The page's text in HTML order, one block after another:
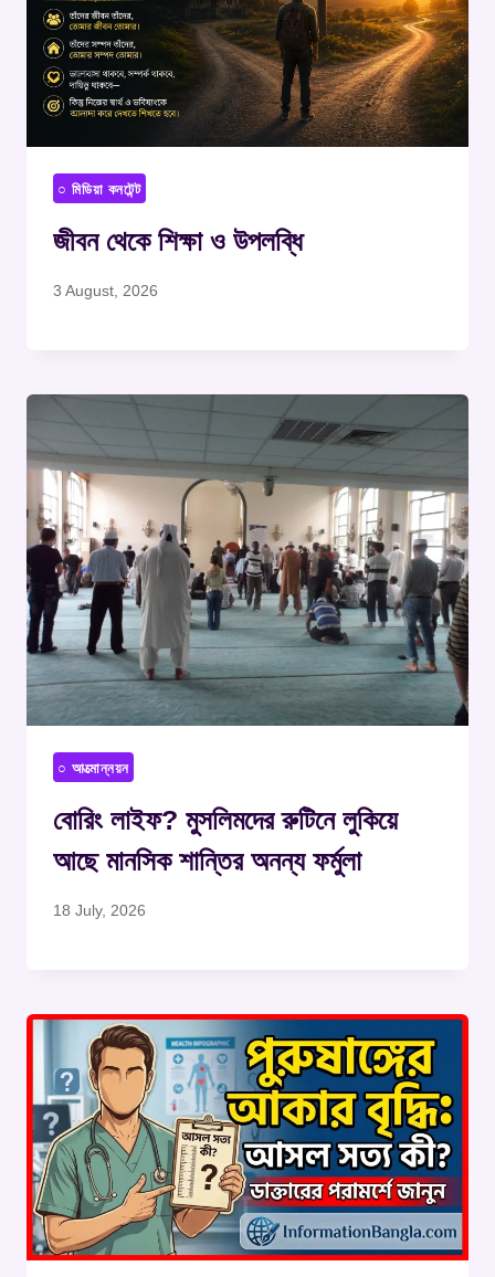
○ মিডিয়া কনটেন্ট
জীবন থেকে শিক্ষা ও উপলব্ধি
3 August, 2026
○ আত্মোন্নয়ন
বোরিং লাইফ? মুসলিমদের রুটিনে লুকিয়ে
আছে মানসিক শান্তির অনন্য ফর্মুলা
18 July, 2026